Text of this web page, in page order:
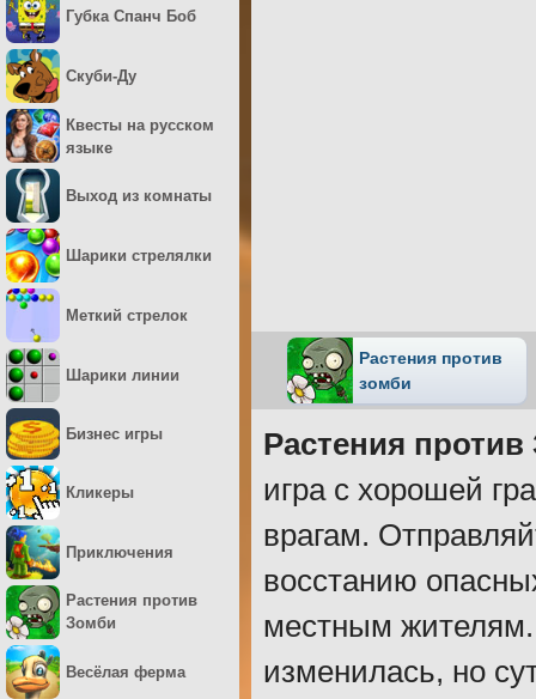
Растения против
зомби
Растения
игра с хорошей
врагам.
восстанию
местным
изменилась, но
Губка Спанч Боб
Скуби-Ду
Квесты на русском
языке
Выход из комнаты
Шарики стрелялки
Меткий стрелок
Шарики линии
Бизнес игры
Кликеры
Приключения
Растения против
Зомби
Весёлая ферма